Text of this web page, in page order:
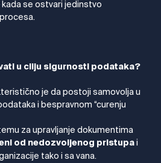
se ostvari jedinstvo
u cilju sigurnosti podataka?
je da postoji samovolja u
i bespravnom “curenju
za upravljanje dokumentima
od nedozvoljenog pristupa i
tako i sa vana.